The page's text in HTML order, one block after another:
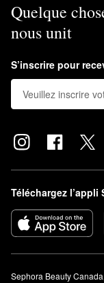
Quelque
nous unit
S’inscrire pour
Téléchargez l’appli
Sephora Beauty